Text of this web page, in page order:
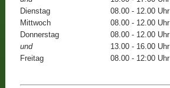
Dienstag
08.00 - 12.00 Uhr
Mittwoch
08.00 - 12.00 Uhr
Donnerstag
08.00 - 12.00 Uhr
und
13.00 - 16.00 Uhr
Freitag
08.00 - 12:00 Uhr